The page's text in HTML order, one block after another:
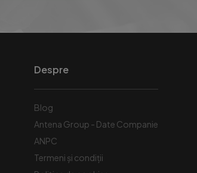
Despre
Blog
Antena Group - Date Companie
ANPC
Termeni și condiții